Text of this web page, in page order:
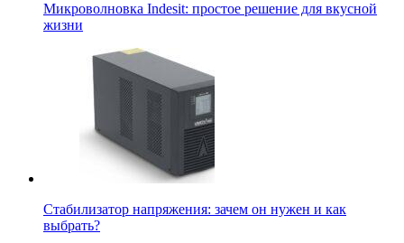
Микроволновка Indesit: простое решение для вкусной
жизни
Стабилизатор напряжения: зачем он нужен и как
выбрать?